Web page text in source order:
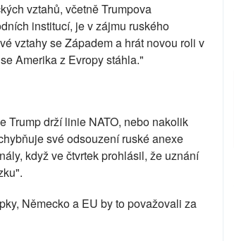
vztahů, včetně Trumpova
institucí, je v zájmu ruského
vztahy se Západem a hrát novou roli v
Amerika z Evropy stáhla."
Trump drží linie NATO, nebo nakolik
své odsouzení ruské anexe
když ve čtvrtek prohlásil, že uznání
Německo a EU by to považovali za